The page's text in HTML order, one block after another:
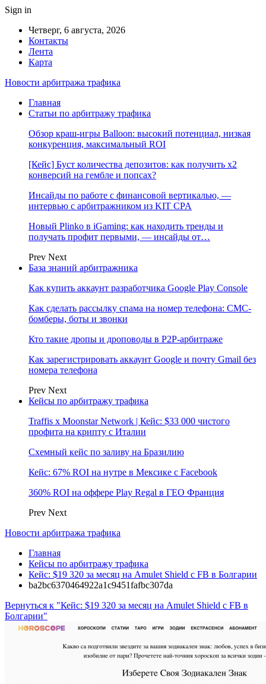
Sign in
Четверг, 6 августа, 2026
Контакты
Лента
Карта
Новости арбитража трафика
Главная
Статьи по арбитражу трафика
Обзор краш-игры Balloon: высокий потенциал, низкая
конкуренция, максимальный ROI
[Кейс] Буст количества депозитов: как получить х2
конверсий на гембле и попсах?
Инсайды по работе с финансовой вертикалью, —
интервью с арбитражником из KIT CPA
Новый Plinko в iGaming: как находить тренды и
получать профит первыми, — инсайды от…
Prev Next
База знаний арбитражника
Как купить аккаунт разработчика Google Play Console
Как сделать рассылку спама на номер телефона: СМС-
бомберы, боты и звонки
Кто такие дропы и дроповоды в P2P-арбитраже
Как зарегистрировать аккаунт Google и почту Gmail без
номера телефона
Prev Next
Кейсы по арбитражу трафика
Traffis x Moonstar Network | Кейс: $33 000 чистого
профита на крипту с Италии
Схемный кейс по заливу на Бразилию
Кейс: 67% ROI на нутре в Мексике с Facebook
360% ROI на оффере Play Regal в ГЕО Франция
Prev Next
Новости арбитража трафика
Главная
Кейсы по арбитражу трафика
Кейс: $19 320 за месяц на Amulet Shield с FB в Болгарии
ba2bc6370464922a1c9451fafbc307da
Вернуться к "Кейс: $19 320 за месяц на Amulet Shield с FB в
Болгарии"